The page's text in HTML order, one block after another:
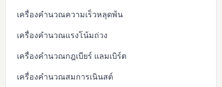
เครื่องคำนวณความเร็วหลุดพ้น
เครื่องคำนวณแรงโน้มถ่วง
เครื่องคำนวณกฎเบียร์ แลมเบิร์ต
เครื่องคำนวณสมการเนินสต์